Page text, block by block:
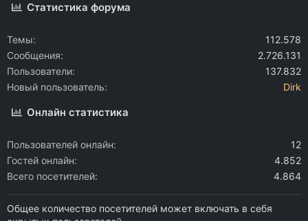
Статистика форума
Темы
112.578
Сообщения
2.726.131
Пользователи
137.832
Новый пользователь
Dirk
Онлайн статистика
Пользователей онлайн
12
Гостей онлайн
4.852
Всего посетителей
4.864
Общее количество посетителей может включать в себя